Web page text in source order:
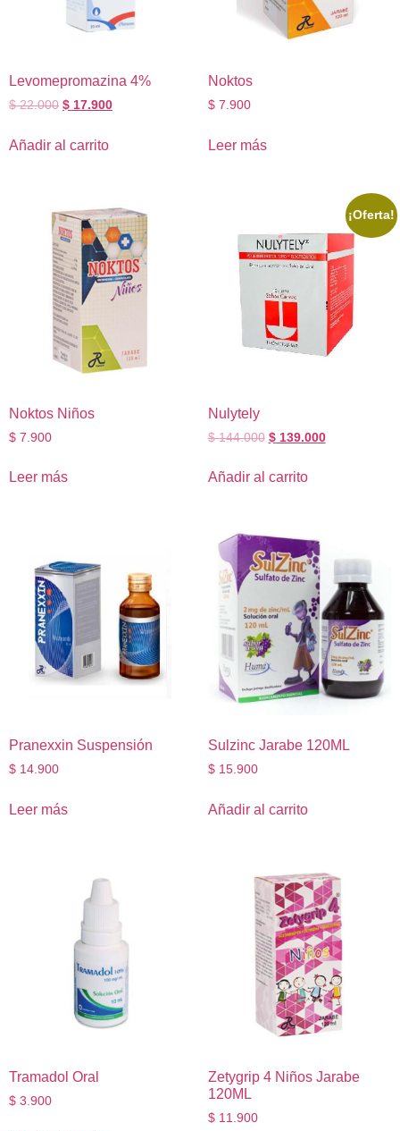
Levomepromazina 4%
$22.000 $ 17.900
Añadir al carrito
Noktos
$7.900
Leer más
Noktos Niños
$ 7.900
Leer más
¡Oferta!
Nulytely
$144.000 $139.000
Añadir al carrito
Pranexxin Suspensión
$ 14.900
Leer más
Sulzinc Jarabe 120ML
$15.900
Añadir al carrito
Tramadol Oral
$ 3.900
Zetygrip 4 Niños Jarabe
120ML
$11.900